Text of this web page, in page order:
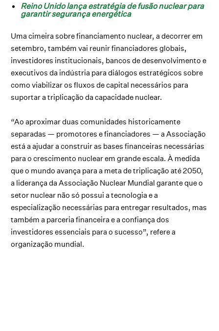
Reino Unido lança estratégia de fusão nuclear para
garantir segurança energética
Uma cimeira sobre financiamento nuclear, a decorrer em
setembro, também vai reunir financiadores globais,
investidores institucionais, bancos de desenvolvimento e
executivos da indústria para diálogos estratégicos sobre
como viabilizar os fluxos de capital necessários para
suportar a triplicação da capacidade nuclear.
“Ao aproximar duas comunidades historicamente
separadas — promotores e financiadores — a Associação
está a ajudar a construir as bases financeiras necessárias
para o crescimento nuclear em grande escala. À medida
que o mundo avança para a meta de triplicação até 2050,
a liderança da Associação Nuclear Mundial garante que o
setor nuclear não só possui a tecnologia e a
especialização necessárias para entregar resultados, mas
também a parceria financeira e a confiança dos
investidores essenciais para o sucesso”, refere a
organização mundial.